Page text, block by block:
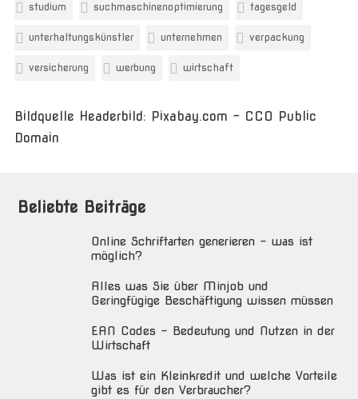
studium suchmaschinenoptimierung tagesgeld
unterhaltungskünstler unternehmen verpackung
versicherung werbung wirtschaft
Bildquelle Headerbild: Pixabay.com - CC0 Public
Domain
Beliebte Beiträge
Online Schriftarten generieren – was ist
möglich?
Alles was Sie über Minjob und
Geringfügige Beschäftigung wissen müssen
EAN Codes – Bedeutung und Nutzen in der
Wirtschaft
Was ist ein Kleinkredit und welche Vorteile
gibt es für den Verbraucher?